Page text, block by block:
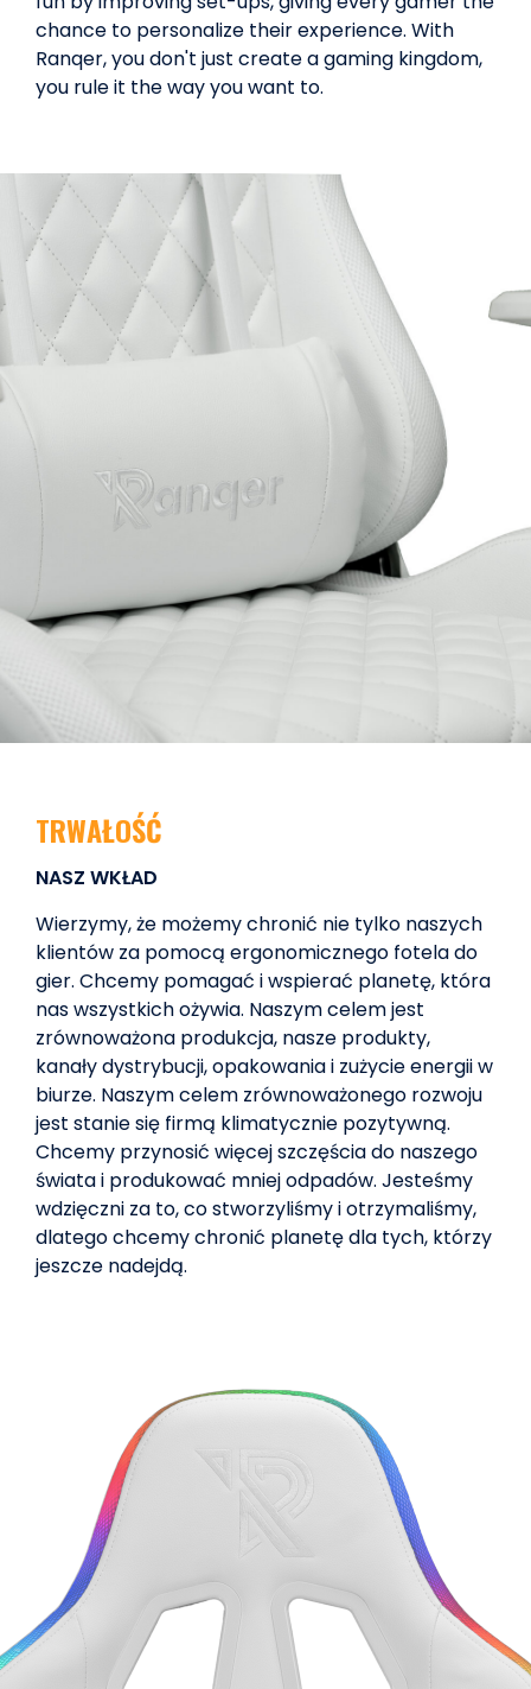
chance to personalize their experience. With
Ranqer, you don't just create a gaming kingdom,
you rule it the way you want to.
TRWAŁOŚĆ
NASZ WKŁAD
Wierzymy, że możemy chronić nie tylko naszych
klientów za pomocą ergonomicznego fotela do
gier. Chcemy pomagać i wspierać planetę, która
nas wszystkich ożywia. Naszym celem jest
zrównoważona produkcja, nasze produkty,
kanały dystrybucji, opakowania i zużycie energii w
biurze. Naszym celem zrównoważonego rozwoju
jest stanie się firmą klimatycznie pozytywną.
Chcemy przynosić więcej szczęścia do naszego
świata i produkować mniej odpadów. Jesteśmy
wdzięczni za to, co stworzyliśmy i otrzymaliśmy,
dlatego chcemy chronić planetę dla tych, którzy
jeszcze nadejdą.